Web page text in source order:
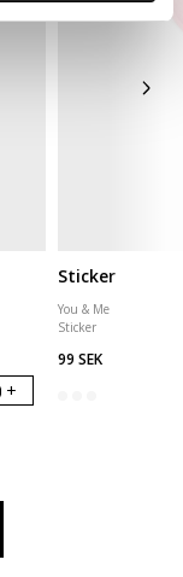
+
Sticker
You & Me
Sticker
99 SEK